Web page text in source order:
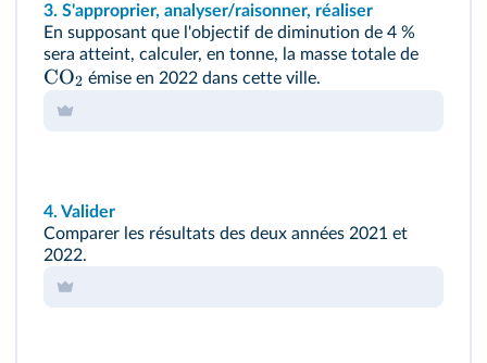
3. S'approprier, analyser/raisonner, réaliser
En supposant que l'objectif de diminution de 4 %
sera atteint, calculer, en tonne, la masse totale de
CO2 émise en 2022 dans cette ville.
4. Valider
Comparer les résultats des deux années 2021 et
2022.